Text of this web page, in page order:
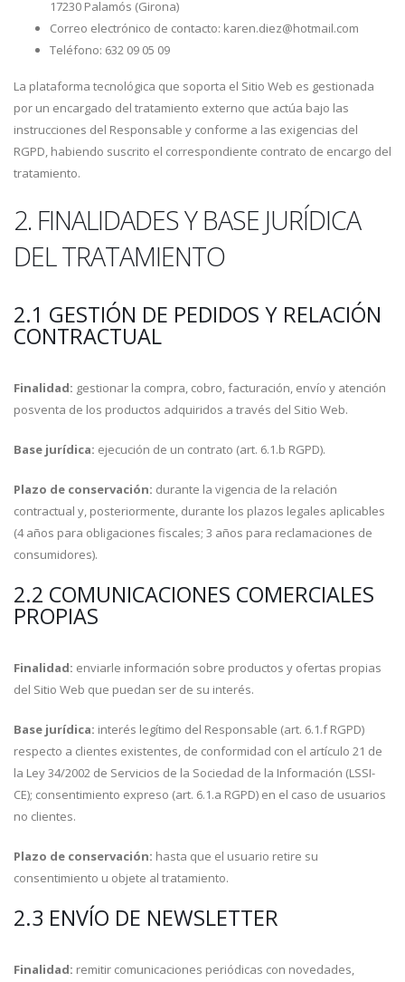
17230 Palamós (Girona)
Correo electrónico de contacto: karen.diez@hotmail.com
Teléfono: 632 09 05 09
La plataforma tecnológica que soporta el Sitio Web es gestionada
por un encargado del tratamiento externo que actúa bajo las
instrucciones del Responsable y conforme a las exigencias del
RGPD, habiendo suscrito el correspondiente contrato de encargo del
tratamiento.
2. FINALIDADES Y BASE JURÍDICA
DEL TRATAMIENTO
2.1 GESTIÓN DE PEDIDOS Y RELACIÓN
CONTRACTUAL
Finalidad: gestionar la compra, cobro, facturación, envío y atención
posventa de los productos adquiridos a través del Sitio Web.
Base jurídica: ejecución de un contrato (art. 6.1.b RGPD).
Plazo de conservación: durante la vigencia de la relación
contractual y, posteriormente, durante los plazos legales aplicables
(4 años para obligaciones fiscales; 3 años para reclamaciones de
consumidores).
2.2 COMUNICACIONES COMERCIALES
PROPIAS
Finalidad: enviarle información sobre productos y ofertas propias
del Sitio Web que puedan ser de su interés.
Base jurídica: interés legítimo del Responsable (art. 6.1.f RGPD)
respecto a clientes existentes, de conformidad con el artículo 21 de
la Ley 34/2002 de Servicios de la Sociedad de la Información (LSSI-
CE); consentimiento expreso (art. 6.1.a RGPD) en el caso de usuarios
no clientes.
Plazo de conservación: hasta que el usuario retire su
consentimiento u objete al tratamiento.
2.3 ENVÍO DE NEWSLETTER
Finalidad: remitir comunicaciones periódicas con novedades,